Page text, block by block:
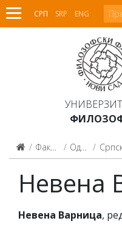
СРП SRP ENG
Факултет Одсеци Српска
Невена
Невена Варница,